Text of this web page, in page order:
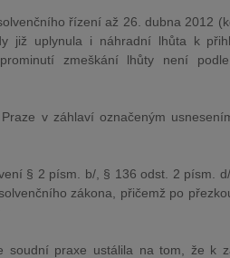
řízení až 26. dubna 2012
již uplynula i náhradní lhůta k
zmeškání lhůty není
v záhlaví označeným
§ 2 písm. b/, § 136 odst. 2 písm.
zákona, přičemž po
soudní praxe ustálila na tom, že k